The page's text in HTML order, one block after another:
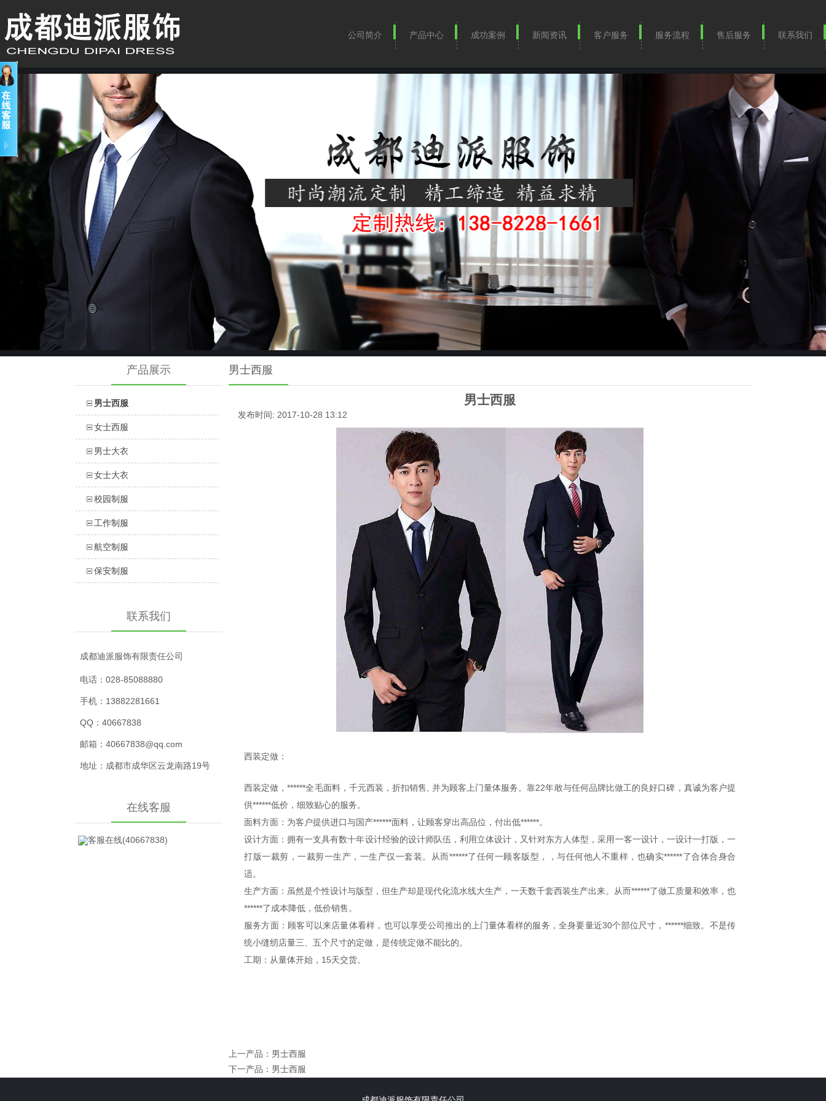
公司简介 产品中心 成功案例 新闻资讯 客户服务 服务流程 售后服务 联系我们
产品展示
男士西服
女士西服
男士大衣
女士大衣
校园制服
工作制服
航空制服
保安制服
联系我们
成都迪派服饰有限责任公司
电话：028-85088880
手机：13882281661
QQ：40667838
邮箱：40667838@qq.com
地址： 成都市成华区云龙南路19号
在线客服
客服在线(40667838)
男士西服
男士西服
发布时间: 2017-10-28 13:12
西装定做：
西装定做，******全毛面料，千元西装，折扣销售, 并为顾客上门量体服务。靠22年敢与任何品牌比做工的良好口碑，真诚为客户提
供******低价，细致贴心的服务。
面料方面：为客户提供进口与国产******面料，让顾客穿出高品位，付出低******。
设计方面：拥有一支具有数十年设计经验的设计师队伍，利用立体设计，又针对东方人体型，采用一客一设计，一设计一打版，一
打版一裁剪，一裁剪一生产，一生产仅一套装。从而******了任何一顾客版型，，与任何他人不重样，也确实******了合体合身合
适。
生产方面：虽然是个性设计与版型，但生产却是现代化流水线大生产，一天数千套西装生产出来。从而******了做工质量和效率，也
******了成本降低，低价销售。
服务方面：顾客可以来店量体看样，也可以享受公司推出的上门量体看样的服务，全身要量近30个部位尺寸，******细致。不是传
统小缝纫店量三、五个尺寸的定做，是传统定做不能比的。
工期：从量体开始，15天交货。
上一产品 ： 男士西服
下一产品 ： 男士西服